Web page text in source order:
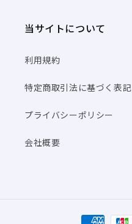
当サイトについて
利用規約
特定商取引法に基づく表記
プライバシーポリシー
会社概要
決